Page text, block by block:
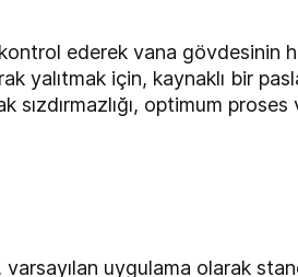
ederek vana gövdesinin
yalıtmak için, kaynaklı bir
sızdırmazlığı, optimum
varsayılan uygulama olarak